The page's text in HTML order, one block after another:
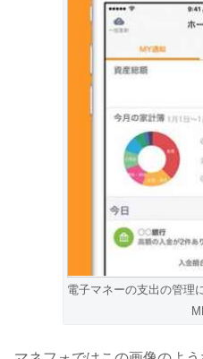
電子マネーの支出の管理